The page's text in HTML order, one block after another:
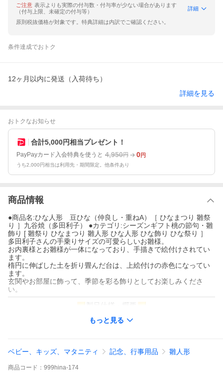
ご注意 表示よりも実際の付与数・付与率が少ない場合があります
（付与上限、未確定の付与等）
詳細
原則税抜価格が対象です。特典詳細は内訳でご確認ください。
条件達成でおトク
12ヶ月以内に発送（入荷待ち）
詳細を見る
おトクなお知らせ
合計5,000円相当プレゼント！
PayPayカード入会特典を使うと 4,950円 0円
うち2,000円相当は利用先・期間限定。他条件あり
商品情報
●商品名:ひな人形 豆ひな（仲良し・重ねA）［ ひなまつり 雛祭
り ］九谷焼（多田利子） ●カテゴリ:シーズンギフト桃の節句・雛
飾り [ 雛祭り ひなまつり 雛人形 ひな人形 ひな飾り ひな祭り ］
多田利子さんの手乗りサイズの可愛らしいお雛様。
お内裏様とお雛様が一体になっており、手描きで絵付けされてい
ます。
楕円に伸ばした土を折り畳んだ台は、上絵付けの赤色になってい
ます。
玄関やお部屋に飾って、季節を彩る飾りとしてお楽しみくださ
い。
九谷焼（多田利子）
1〜2日
もっと見る
ベビー、キッズ、マタニティ 記念、行事用品 雛人形
商品 コード： 999hina-174